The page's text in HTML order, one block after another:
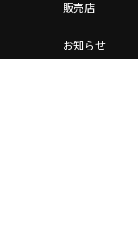
販売店
お知らせ